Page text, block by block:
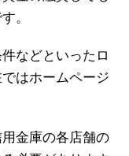
。
などといったロ
はホームページ
金庫の各店舗の